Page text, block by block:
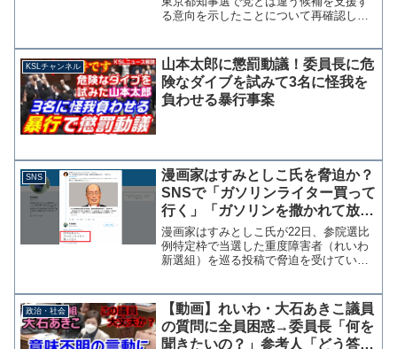
る意向を示したことについて再確認した
立憲民主党は4日に弁護士の宇都宮健児氏
を支援することを決定...
KSLチャンネル
山本太郎に懲罰動議！委員長に危
険なダイブを試みて3名に怪我を
負わせる暴行事案
SNS
漫画家はすみとしこ氏を脅迫か？
SNSで「ガソリンライター買って
行く」「ガソリンを撒かれて放火
されぬよう」
漫画家はすみとしこ氏が22日、参院選比
例特定枠で当選した重度障害者（れいわ
新選組）を巡る投稿で脅迫を受けている
予告するような投稿や京都アニメーショ
ンの放火殺人事件を匂わ...
政治・社会
【動画】れいわ・大石あきこ議員
の質問に全員困惑→委員長「何を
聞きたいの？」参考人「どう答え